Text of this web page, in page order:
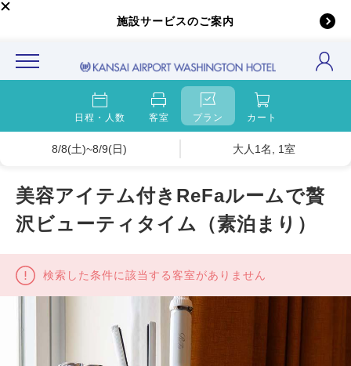
施設サービスのご案内
日程・人数 客室 プラン カート
8/8(土)~8/9(日) 大人1名, 1室
美容アイテム付きReFaルームで贅
沢ビューティタイム（素泊まり）
検索した条件に該当する客室がありません